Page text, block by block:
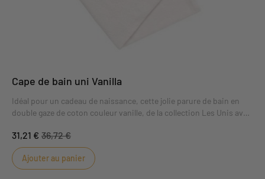
Cape de bain uni Vanilla
Idéal pour un cadeau de naissance, cette jolie parure de bain en
double gaze de coton couleur vanille, de la collection Les Unis avec
éponge généreuse !
31,21 € 36,72 €
Ajouter au panier